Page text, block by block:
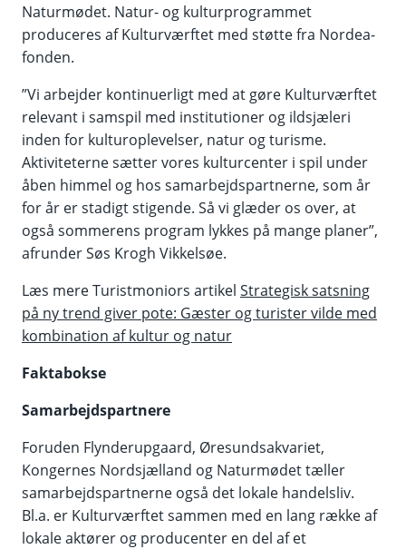
Naturmødet. Natur- og kulturprogrammet
produceres af Kulturværftet med støtte fra Nordea-
fonden.
”Vi arbejder kontinuerligt med at gøre Kulturværftet
relevant i samspil med institutioner og ildsjæleri
inden for kulturoplevelser, natur og turisme.
Aktiviteterne sætter vores kulturcenter i spil under
åben himmel og hos samarbejdspartnerne, som år
for år er stadigt stigende. Så vi glæder os over, at
også sommerens program lykkes på mange planer”,
afrunder Søs Krogh Vikkelsøe.
Læs mere Turistmoniors artikel Strategisk satsning
på ny trend giver pote: Gæster og turister vilde med
kombination af kultur og natur
Faktabokse
Samarbejdspartnere
Foruden Flynderupgaard, Øresundsakvariet,
Kongernes Nordsjælland og Naturmødet tæller
samarbejdspartnerne også det lokale handelsliv.
Bl.a. er Kulturværftet sammen med en lang række af
lokale aktører og producenter en del af et